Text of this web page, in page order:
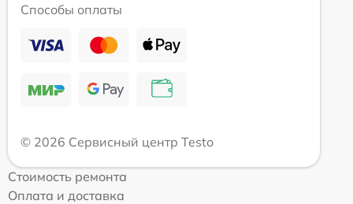
Способы оплаты
© 2026 Сервисный центр Testo
Стоимость ремонта
Оплата и доставка